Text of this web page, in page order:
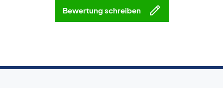
Bewertung schreiben